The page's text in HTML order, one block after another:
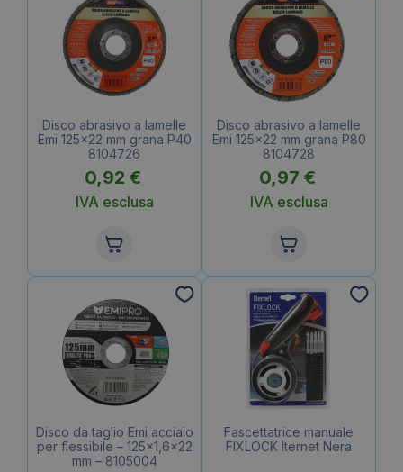
Disco abrasivo a lamelle
Emi 125×22 mm grana P40
8104726
0,92 €
IVA esclusa
Disco abrasivo a lamelle
Emi 125×22 mm grana P80
8104728
0,97 €
IVA esclusa
Disco da taglio Emi acciaio
per flessibile – 125×1,6×22
mm – 8105004
Fascettatrice manuale
FIXLOCK Iternet Nera